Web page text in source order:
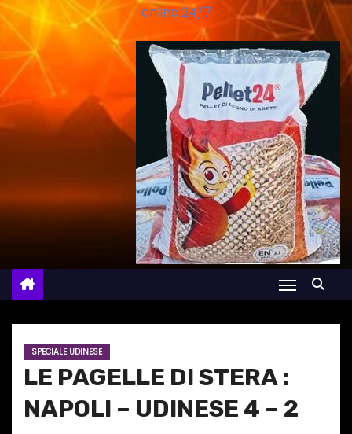
online 24/7
SPECIALE UDINESE
LE PAGELLE DI STERA :
NAPOLI – UDINESE 4 – 2